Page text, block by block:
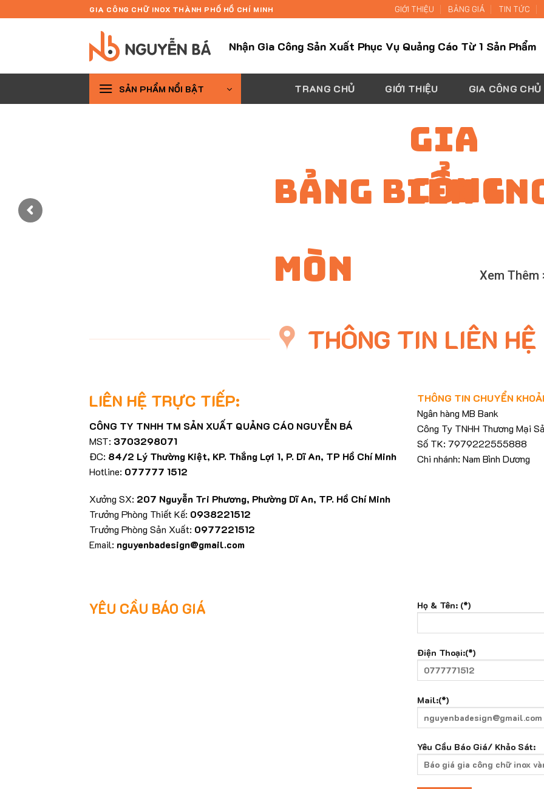
to
GIA CÔNG CHỮ INOX THÀNH PHỐ HỒ CHÍ MINH GIỚI THIỆU BẢNG GIÁ TIN TỨC
Nhận Gia Công Sản Xuất Phục Vụ Quảng Cáo Từ 1 Sản Phẩm
SẢN PHẨM NỔI BẬT TRANG CHỦ GIỚI THIỆU GIA CÔNG
Gia
Công
BẢNG BIỂN
MÒN
Xem Thêm
THÔNG TIN LIÊN HỆ
LIÊN HỆ TRỰC TIẾP:
CÔNG TY TNHH TM SẢN XUẤT QUẢNG CÁO NGUYỄN BÁ
MST: 3703298071
ĐC: 84/2 Lý Thường Kiệt, KP. Thắng Lợi 1, P. Dĩ An, TP Hồ Chí Minh
Hotline: 077777 1512
Xưởng SX: 207 Nguyễn Tri Phương, Phường Dĩ An, TP. Hồ Chí Minh
Trưởng Phòng Thiết Kế: 0938221512
Trưởng Phòng Sản Xuất: 0977221512
Email: nguyenbadesign@gmail.com
THÔNG TIN CHUYỂN
Ngân hàng MB Bank
Công Ty TNHH Thương Mại
Số TK: 7979222555888
Chi nhánh: Nam Bình Dương
YÊU CẦU BÁO GIÁ Họ & Tên: (*)
Điện Thoại:(*)
Mail:(*)
Yêu Cầu Báo Giá/ Khảo Sát: